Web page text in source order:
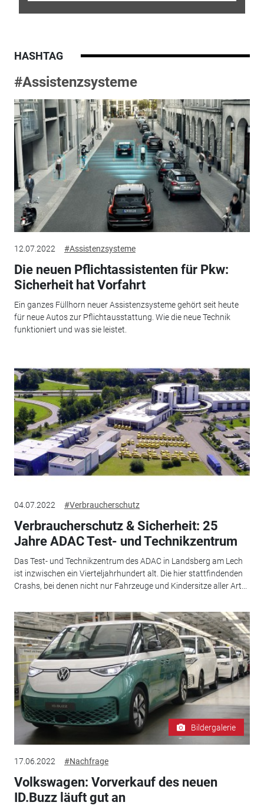
HASHTAG
#Assistenzsysteme
12.07.2022 #Assistenzsysteme
Die neuen Pflichtassistenten für Pkw:
Sicherheit hat Vorfahrt
Ein ganzes Füllhorn neuer Assistenzsysteme gehört seit heute
für neue Autos zur Pflichtausstattung. Wie die neue Technik
funktioniert und was sie leistet.
04.07.2022 #Verbraucherschutz
Verbraucherschutz & Sicherheit: 25
Jahre ADAC Test- und Technikzentrum
Das Test- und Technikzentrum des ADAC in Landsberg am Lech
ist inzwischen ein Vierteljahrhundert alt. Die hier stattfindenden
Crashs, bei denen nicht nur Fahrzeuge und Kindersitze aller Art...
Bildergalerie
17.06.2022 #Nachfrage
Volkswagen: Vorverkauf des neuen
ID.Buzz läuft gut an